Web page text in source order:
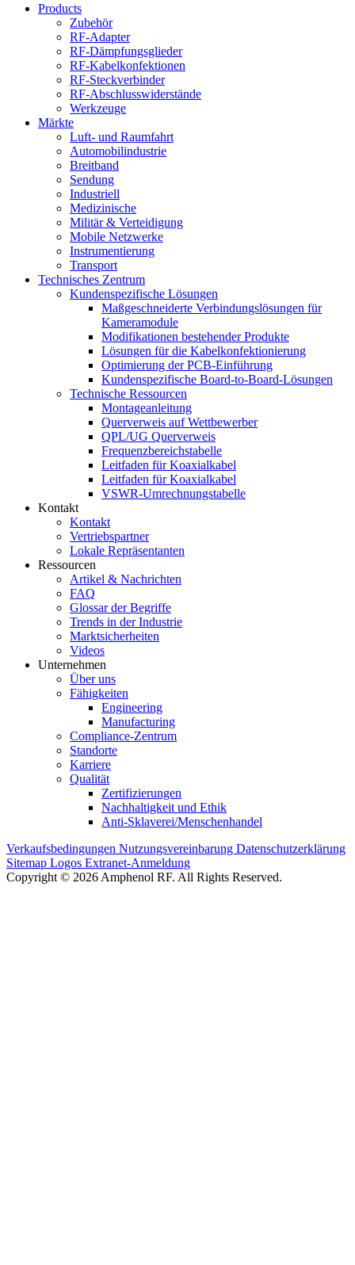
Products
Zubehör
RF-Adapter
RF-Dämpfungsglieder
RF-Kabelkonfektionen
RF-Steckverbinder
RF-Abschlusswiderstände
Werkzeuge
Märkte
Luft- und Raumfahrt
Automobilindustrie
Breitband
Sendung
Industriell
Medizinische
Militär & Verteidigung
Mobile Netzwerke
Instrumentierung
Transport
Technisches Zentrum
Kundenspezifische Lösungen
Maßgeschneiderte Verbindungslösungen für
Kameramodule
Modifikationen bestehender Produkte
Lösungen für die Kabelkonfektionierung
Optimierung der PCB-Einführung
Kundenspezifische Board-to-Board-Lösungen
Technische Ressourcen
Montageanleitung
Querverweis auf Wettbewerber
QPL/UG Querverweis
Frequenzbereichstabelle
Leitfaden für Koaxialkabel
Leitfaden für Koaxialkabel
VSWR-Umrechnungstabelle
Kontakt
Kontakt
Vertriebspartner
Lokale Repräsentanten
Ressourcen
Artikel & Nachrichten
FAQ
Glossar der Begriffe
Trends in der Industrie
Marktsicherheiten
Videos
Unternehmen
Über uns
Fähigkeiten
Engineering
Manufacturing
Compliance-Zentrum
Standorte
Karriere
Qualität
Zertifizierungen
Nachhaltigkeit und Ethik
Anti-Sklaverei/Menschenhandel
Verkaufsbedingungen Nutzungsvereinbarung Datenschutzerklärung
Sitemap Logos Extranet-Anmeldung
Copyright © 2026 Amphenol RF. All Rights Reserved.